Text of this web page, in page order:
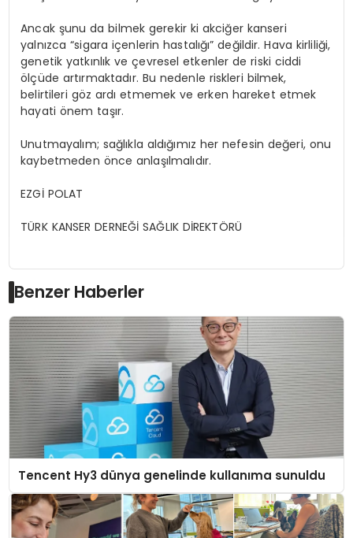
Ancak şunu da bilmek gerekir ki akciğer kanseri
yalnızca “sigara içenlerin hastalığı” değildir. Hava kirliliği,
genetik yatkınlık ve çevresel etkenler de riski ciddi
ölçüde artırmaktadır. Bu nedenle riskleri bilmek,
belirtileri göz ardı etmemek ve erken hareket etmek
hayati önem taşır.
Unutmayalım; sağlıkla aldığımız her nefesin değeri, onu
kaybetmeden önce anlaşılmalıdır.
EZGİ POLAT
TÜRK KANSER DERNEĞİ SAĞLIK DİREKTÖRÜ
Benzer Haberler
Tencent Hy3 dünya genelinde kullanıma sunuldu